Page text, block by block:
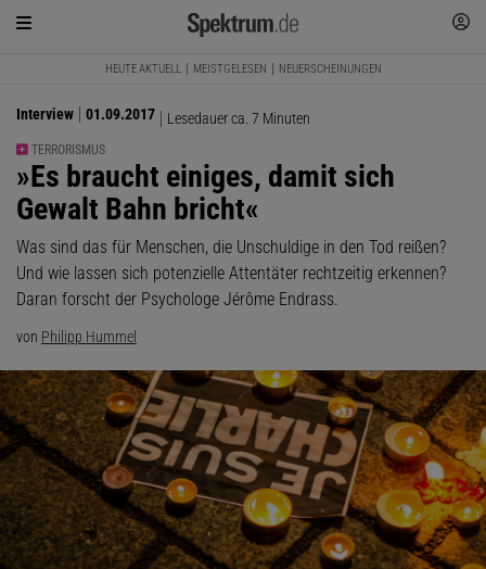
HEUTE AKTUELL MEISTGELESEN NEUERSCHEINUNGEN
Interview 01.09.2017 Lesedauer ca. 7 Minuten
TERRORISMUS
:
»Es braucht einiges, damit sich
Gewalt Bahn bricht«
Was sind das für Menschen, die Unschuldige in den Tod reißen?
Und wie lassen sich potenzielle Attentäter rechtzeitig erkennen?
Daran forscht der Psychologe Jérôme Endrass.
von Philipp Hummel